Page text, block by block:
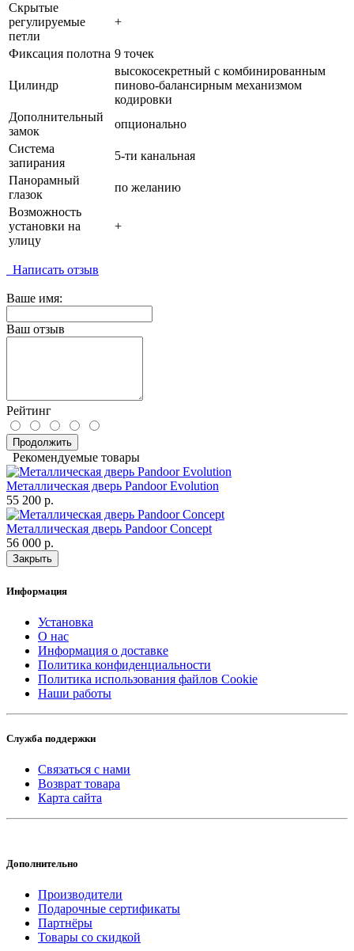
Скрытые
регулируемые
петли
+
Фиксация полотна 9 точек
Цилиндр
высокосекретный с комбинированным
пиново-балансирным механизмом
кодировки
Дополнительный
замок
опционально
Система
запирания
5-ти канальная
Панорамный
глазок
по желанию
Возможность
установки на
улицу
+
Написать отзыв
Ваше имя:
Ваш отзыв
Рейтинг
Продолжить
Рекомендуемые товары
Металлическая дверь Pandoor Evolution
55 200 р.
Металлическая дверь Pandoor Concept
56 000 р.
Закрыть
Информация
Установка
О нас
Информация о доставке
Политика конфиденциальности
Политика использования файлов Cookie
Наши работы
Служба поддержки
Связаться с нами
Возврат товара
Карта сайта
Дополнительно
Производители
Подарочные сертификаты
Партнёры
Товары со скидкой